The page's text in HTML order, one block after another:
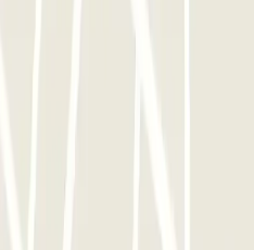
5-hour fare is a good deal
Very kind parking attendants
parked here.